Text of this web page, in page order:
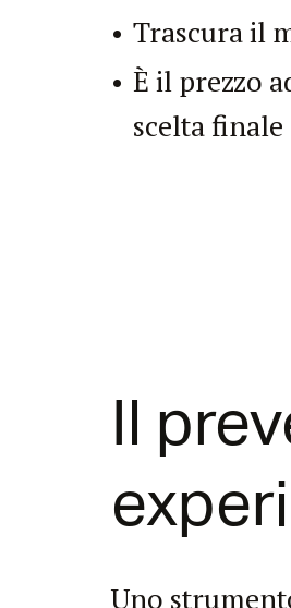
Trascura il
È il prezzo
scelta finale
Il
Uno